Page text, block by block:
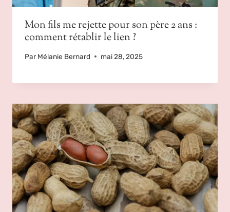
Mon fils me rejette pour son père 2 ans :
comment rétablir le lien ?
Par Mélanie Bernard mai 28, 2025